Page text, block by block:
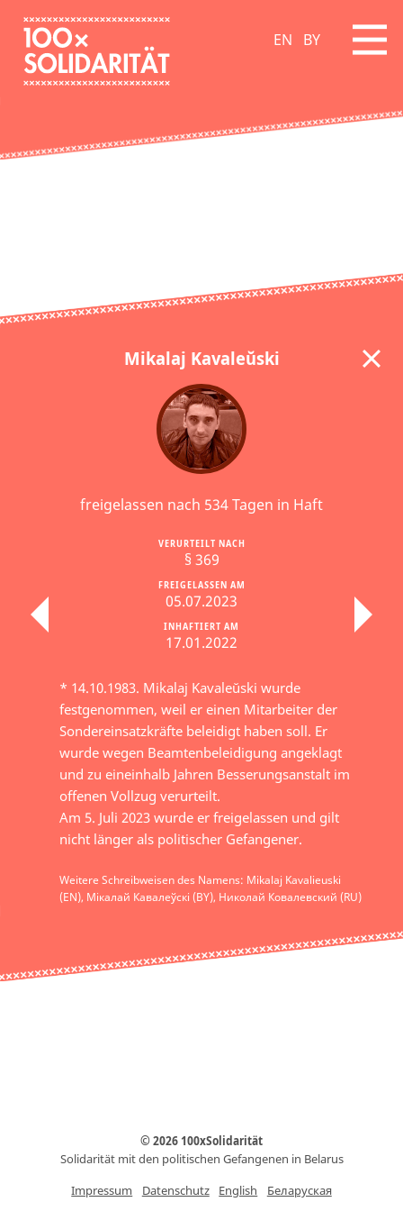
EN BY
Mikalaj Kavaleŭski
freigelassen nach 534 Tagen in Haft
INHAFTIERT AM
17.01.2022
FREIGELASSEN AM
05.07.2023
VERURTEILT NACH
§ 369
* 14.10.1983. Mikalaj Kavaleŭski wurde
festgenommen, weil er einen Mitarbeiter der
Sondereinsatzkräfte beleidigt haben soll. Er
wurde wegen Beamtenbeleidigung angeklagt
und zu eineinhalb Jahren Besserungsanstalt im
offenen Vollzug verurteilt.
Am 5. Juli 2023 wurde er freigelassen und gilt
nicht länger als politischer Gefangener.
Weitere Schreibweisen des Namens: Mikalaj Kavalieuski
(EN), Мікалай Кавалеўскі (BY), Николай Ковалевский (RU)
© 2026 100xSolidarität
Solidarität mit den politischen Gefangenen in Belarus
Impressum
Datenschutz English Беларуская